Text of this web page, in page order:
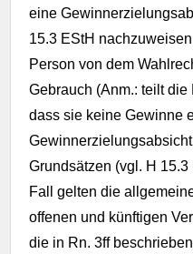
eine
15.3 EStH
Person von dem
Gebrauch (Anm.: teilt
dass sie keine Gewinne
Grundsätzen (vgl. H
Fall gelten die
offenen und künftigen
die in Rn. 3ff